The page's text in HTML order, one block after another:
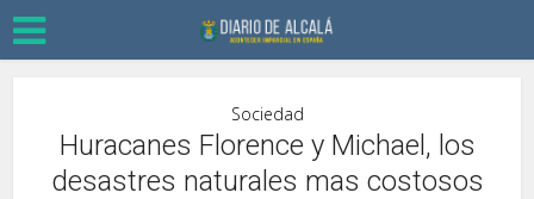
Sociedad
Huracanes Florence y Michael, los
desastres naturales mas costosos